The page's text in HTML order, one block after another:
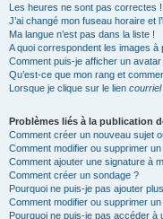
Les heures ne sont pas correctes !
J’ai changé mon fuseau horaire et
Ma langue n’est pas dans la liste !
A quoi correspondent les images à
Comment puis-je afficher un avatar
Qu’est-ce que mon rang et
Lorsque je clique sur le lien courriel
Problèmes liés à la publication
Comment créer un nouveau sujet
Comment modifier ou supprimer
Comment ajouter une signature à
Comment créer un sondage ?
Pourquoi ne puis-je pas ajouter
Comment modifier ou supprimer
Pourquoi ne puis-je pas accéder à